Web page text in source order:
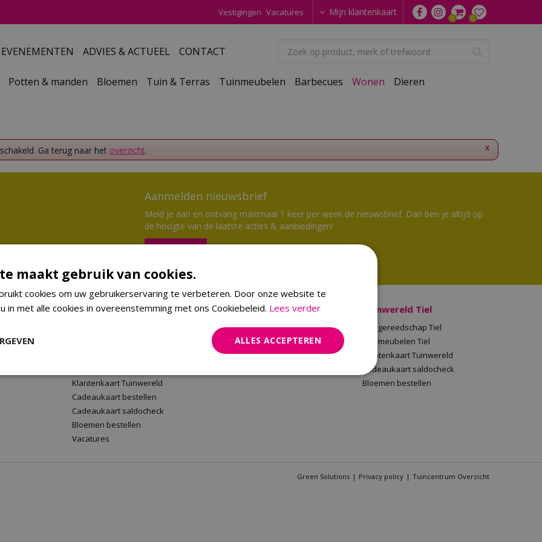
Vestigingen Vacatures Mijn klantenkaart
EVENEMENTEN ADVIES & ACTUEEL CONTACT
Potten & manden Bloemen Tuin & Terras Tuinmeubelen Barbecues Wonen Dieren
x
Ga terug naar het overzicht.
Aanmelden nieuwsbrief
Meld je aan en ontvang maximaal 1 keer per week de nieuwsbrief. Dan ben je altijd op
de hoogte van de laatste acties & aanbiedingen!
Aanmelden
Tuinwereld Wijchen
Klantenkaart Tuinwereld
Cadeaukaart bestellen
Cadeaukaart saldocheck
Bloemen bestellen
Vacatures
Tuinwereld Malden
Planten Malden
Klantenkaart Tuinwereld
Cadeaukaart saldocheck
Tuinwereld Tiel
Tuingereedschap Tiel
Tuinmeubelen Tiel
Klantenkaart Tuinwereld
Cadeaukaart saldocheck
Bloemen bestellen
Green Solutions Privacy policy Tuincentrum Overzicht
maakt gebruik van cookies.
cookies om uw gebruikerservaring te verbeteren. Door onze website te
in met alle cookies in overeenstemming met ons Cookiebeleid. Lees verder
ALLES ACCEPTEREN